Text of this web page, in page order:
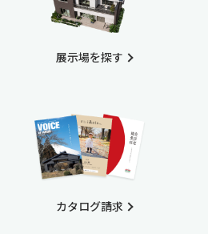
展示場を探す
カタログ請求